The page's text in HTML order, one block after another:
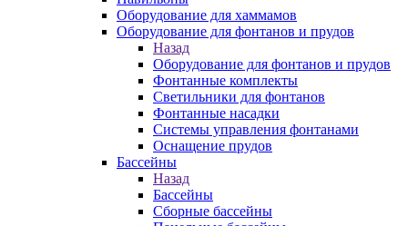
Оборудование для хаммамов
Оборудование для фонтанов и прудов
Назад
Оборудование для фонтанов и прудов
Фонтанные комплекты
Светильники для фонтанов
Фонтанные насадки
Системы управления фонтанами
Оснащение прудов
Бассейны
Назад
Бассейны
Сборные бассейны